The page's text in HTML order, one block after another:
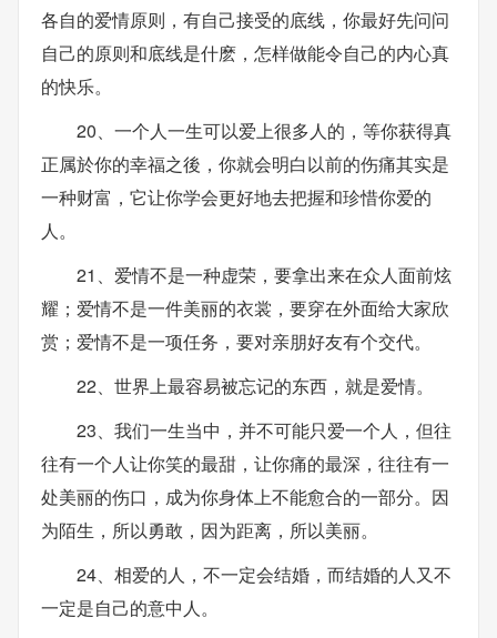
各自的爱情原则，有自己接受的底线，你最好先问问
自己的原则和底线是什麽，怎样做能令自己的内心真
的快乐。
20、一个人一生可以爱上很多人的，等你获得真
正属於你的幸福之後，你就会明白以前的伤痛其实是
一种财富，它让你学会更好地去把握和珍惜你爱的
人。
21、爱情不是一种虚荣，要拿出来在众人面前炫
耀；爱情不是一件美丽的衣裳，要穿在外面给大家欣
赏；爱情不是一项任务，要对亲朋好友有个交代。
22、世界上最容易被忘记的东西，就是爱情。
23、我们一生当中，并不可能只爱一个人，但往
往有一个人让你笑的最甜，让你痛的最深，往往有一
处美丽的伤口，成为你身体上不能愈合的一部分。因
为陌生，所以勇敢，因为距离，所以美丽。
24、相爱的人，不一定会结婚，而结婚的人又不
一定是自己的意中人。